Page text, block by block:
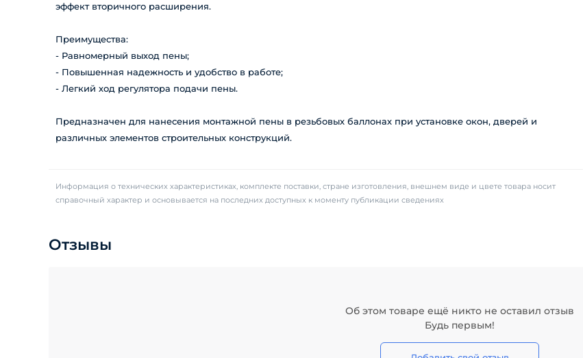
эффект вторичного расширения.
Преимущества:
- Равномерный выход пены;
- Повышенная надежность и удобство в работе;
- Легкий ход регулятора подачи пены.
Предназначен для нанесения монтажной пены в резьбовых баллонах при установке окон, дверей и
различных элементов строительных конструкций.
Информация о технических характеристиках, комплекте поставки, стране изготовления, внешнем виде и цвете товара носит
справочный характер и основывается на последних доступных к моменту публикации сведениях
Отзывы
Об этом товаре ещё никто не оставил отзыв
Будь первым!